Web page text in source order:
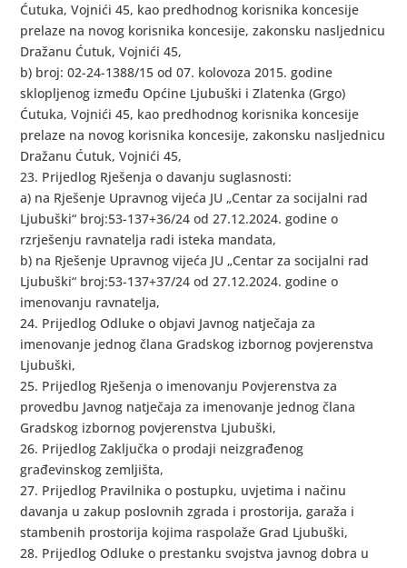
Ćutuka, Vojnići 45, kao predhodnog korisnika koncesije
prelaze na novog korisnika koncesije, zakonsku nasljednicu
Dražanu Ćutuk, Vojnići 45,
b) broj: 02-24-1388/15 od 07. kolovoza 2015. godine
sklopljenog između Općine Ljubuški i Zlatenka (Grgo)
Ćutuka, Vojnići 45, kao predhodnog korisnika koncesije
prelaze na novog korisnika koncesije, zakonsku nasljednicu
Dražanu Ćutuk, Vojnići 45,
23. Prijedlog Rješenja o davanju suglasnosti:
a) na Rješenje Upravnog vijeća JU „Centar za socijalni rad
Ljubuški“ broj:53-137+36/24 od 27.12.2024. godine o
rzrješenju ravnatelja radi isteka mandata,
b) na Rješenje Upravnog vijeća JU „Centar za socijalni rad
Ljubuški“ broj:53-137+37/24 od 27.12.2024. godine o
imenovanju ravnatelja,
24. Prijedlog Odluke o objavi Javnog natječaja za
imenovanje jednog člana Gradskog izbornog povjerenstva
Ljubuški,
25. Prijedlog Rješenja o imenovanju Povjerenstva za
provedbu Javnog natječaja za imenovanje jednog člana
Gradskog izbornog povjerenstva Ljubuški,
26. Prijedlog Zaključka o prodaji neizgrađenog
građevinskog zemljišta,
27. Prijedlog Pravilnika o postupku, uvjetima i načinu
davanja u zakup poslovnih zgrada i prostorija, garaža i
stambenih prostorija kojima raspolaže Grad Ljubuški,
28. Prijedlog Odluke o prestanku svojstva javnog dobra u